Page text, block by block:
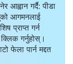
आह्वान गर्दै: पीडा
आगमनलाई
प्राप्त गर्न
गर्नुहोस्।
फेला पार्न मद्दत